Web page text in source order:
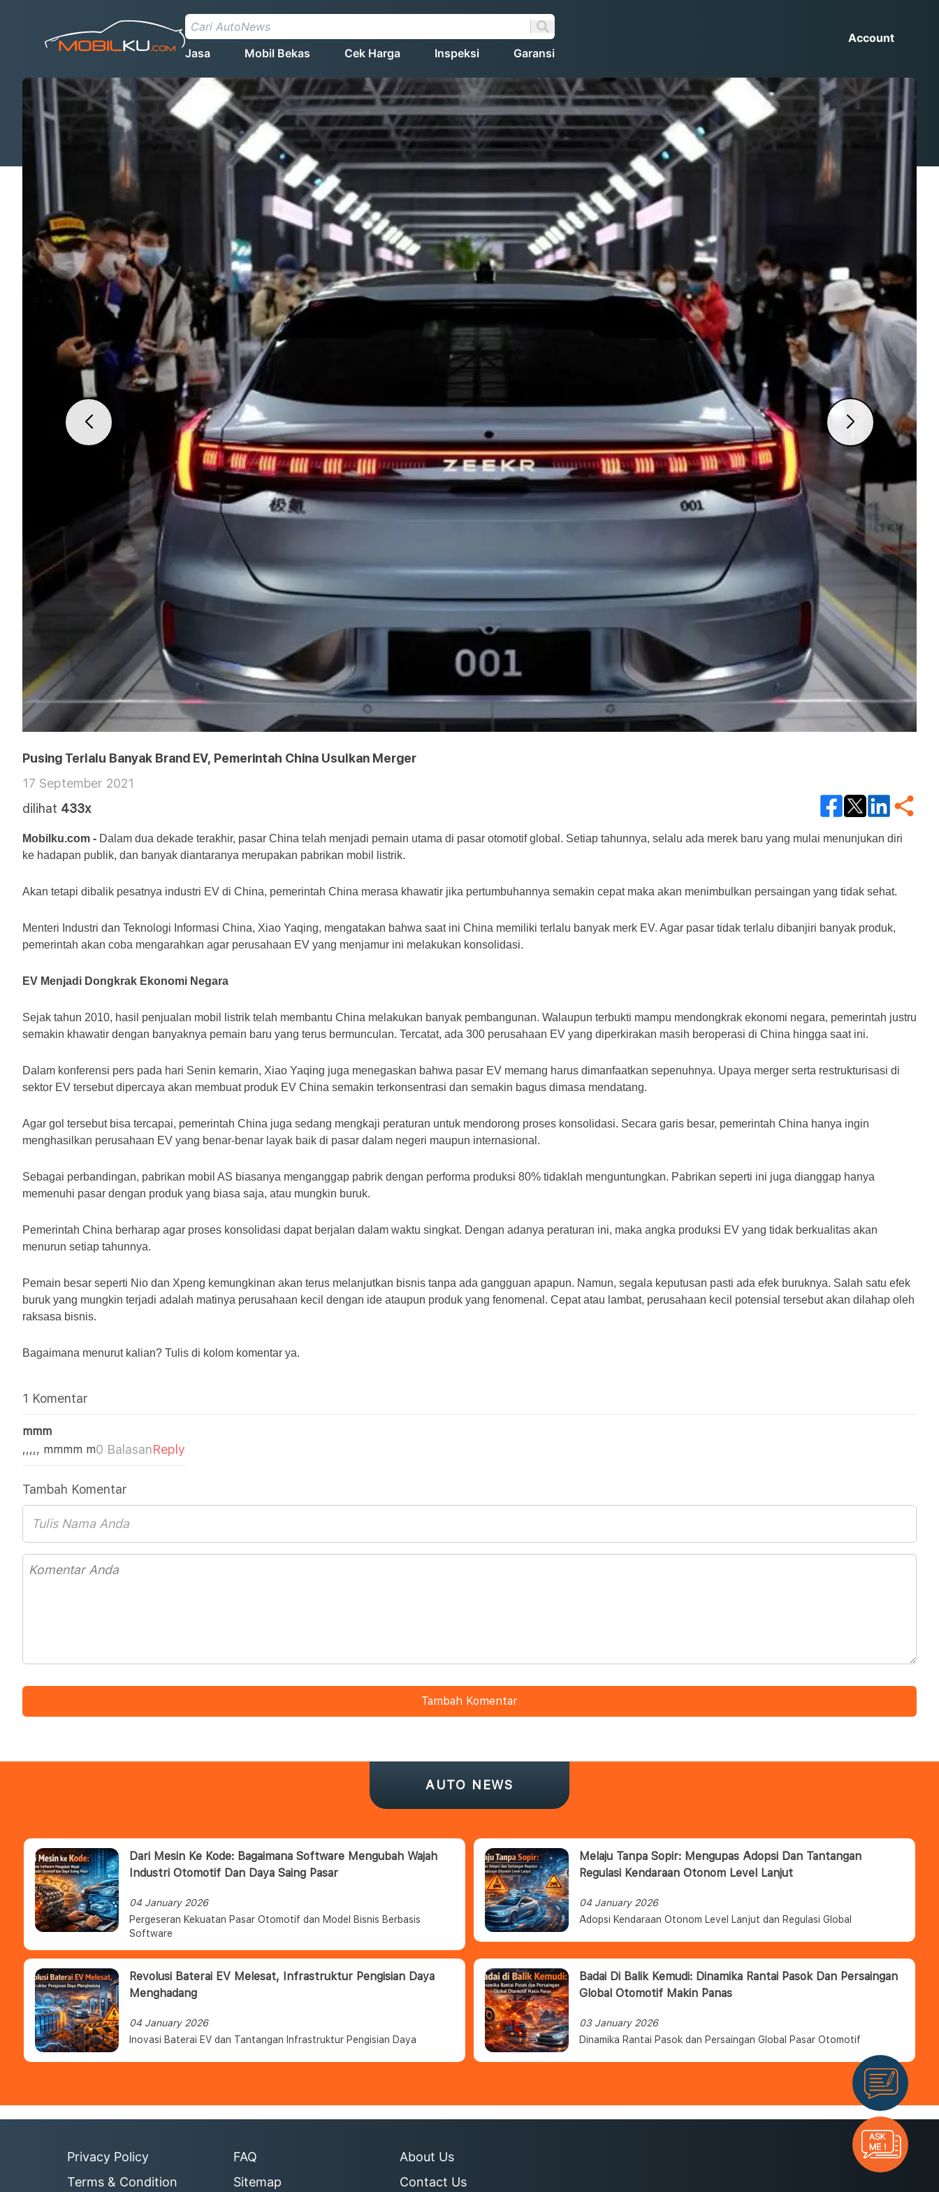
Jasa Mobil Bekas Cek Harga Inspeksi Garansi
Account
Pusing Terlalu Banyak Brand EV, Pemerintah China Usulkan Merger
17 September 2021
dilihat 433x
Mobilku.com - Dalam dua dekade terakhir, pasar China telah menjadi pemain utama di pasar otomotif global. Setiap tahunnya, selalu ada merek baru yang mulai menunjukan diri
ke hadapan publik, dan banyak diantaranya merupakan pabrikan mobil listrik.
Akan tetapi dibalik pesatnya industri EV di China, pemerintah China merasa khawatir jika pertumbuhannya semakin cepat maka akan menimbulkan persaingan yang tidak sehat.
Menteri Industri dan Teknologi Informasi China, Xiao Yaqing, mengatakan bahwa saat ini China memiliki terlalu banyak merk EV. Agar pasar tidak terlalu dibanjiri banyak produk,
pemerintah akan coba mengarahkan agar perusahaan EV yang menjamur ini melakukan konsolidasi.
EV Menjadi Dongkrak Ekonomi Negara
Sejak tahun 2010, hasil penjualan mobil listrik telah membantu China melakukan banyak pembangunan. Walaupun terbukti mampu mendongkrak ekonomi negara, pemerintah justru
semakin khawatir dengan banyaknya pemain baru yang terus bermunculan. Tercatat, ada 300 perusahaan EV yang diperkirakan masih beroperasi di China hingga saat ini.
Dalam konferensi pers pada hari Senin kemarin, Xiao Yaqing juga menegaskan bahwa pasar EV memang harus dimanfaatkan sepenuhnya. Upaya merger serta restrukturisasi di
sektor EV tersebut dipercaya akan membuat produk EV China semakin terkonsentrasi dan semakin bagus dimasa mendatang.
Agar gol tersebut bisa tercapai, pemerintah China juga sedang mengkaji peraturan untuk mendorong proses konsolidasi. Secara garis besar, pemerintah China hanya ingin
menghasilkan perusahaan EV yang benar-benar layak baik di pasar dalam negeri maupun internasional.
Sebagai perbandingan, pabrikan mobil AS biasanya menganggap pabrik dengan performa produksi 80% tidaklah menguntungkan. Pabrikan seperti ini juga dianggap hanya
memenuhi pasar dengan produk yang biasa saja, atau mungkin buruk.
Pemerintah China berharap agar proses konsolidasi dapat berjalan dalam waktu singkat. Dengan adanya peraturan ini, maka angka produksi EV yang tidak berkualitas akan
menurun setiap tahunnya.
Pemain besar seperti Nio dan Xpeng kemungkinan akan terus melanjutkan bisnis tanpa ada gangguan apapun. Namun, segala keputusan pasti ada efek buruknya. Salah satu efek
buruk yang mungkin terjadi adalah matinya perusahaan kecil dengan ide ataupun produk yang fenomenal. Cepat atau lambat, perusahaan kecil potensial tersebut akan dilahap oleh
raksasa bisnis.
Bagaimana menurut kalian? Tulis di kolom komentar ya.
1 Komentar
mmm
,,,,, mmmm m0 BalasanReply
Tambah Komentar
Tambah Komentar
AUTO NEWS
Dari Mesin Ke Kode: Bagaimana Software Mengubah Wajah
Industri Otomotif Dan Daya Saing Pasar
04 January 2026
Pergeseran Kekuatan Pasar Otomotif dan Model Bisnis Berbasis
Software
Melaju Tanpa Sopir: Mengupas Adopsi Dan Tantangan
Regulasi Kendaraan Otonom Level Lanjut
04 January 2026
Adopsi Kendaraan Otonom Level Lanjut dan Regulasi Global
Revolusi Baterai EV Melesat, Infrastruktur Pengisian Daya
Menghadang
04 January 2026
Inovasi Baterai EV dan Tantangan Infrastruktur Pengisian Daya
Badai Di Balik Kemudi: Dinamika Rantai Pasok Dan Persaingan
Global Otomotif Makin Panas
03 January 2026
Dinamika Rantai Pasok dan Persaingan Global Pasar Otomotif
Privacy Policy
Terms & Condition
FAQ
Sitemap
About Us
Contact Us